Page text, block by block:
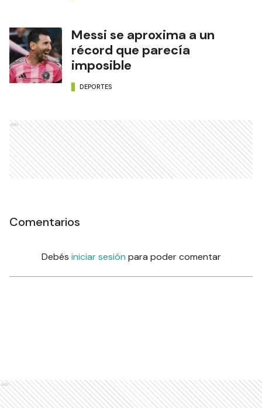
Messi se aproxima a un
récord que parecía
imposible
DEPORTES
Ads
Comentarios
Debés iniciar sesión para poder comentar
Ads